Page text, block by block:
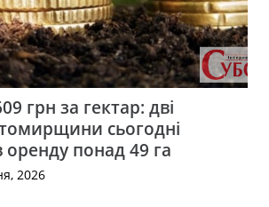
грн за гектар: дві
сьогодні
оренду понад 49 га
2026